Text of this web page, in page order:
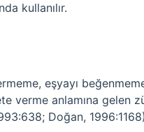
kullanılır.
eşyayı
verme anlamına gelen
Doğan,